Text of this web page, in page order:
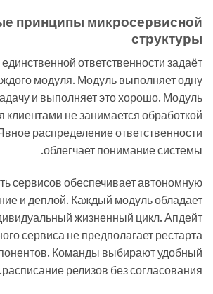
принципы микросервисной
структуры
ответственности задаёт
модуля. Модуль выполняет одну
и выполняет это хорошо. Модуль
клиентами не занимается обработкой
распределение ответственности
облегчает понимание системы.
сервисов обеспечивает автономную
и деплой. Каждый модуль обладает
жизненный цикл. Апдейт
сервиса не предполагает рестарта
Команды выбирают удобный
расписание релизов без согласования.